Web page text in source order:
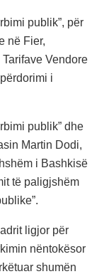
publik”, për
në Fier,
Vendore
i
publik” dhe
Martin Dodi,
i Bashkisë
të paligjshëm
ligjor për
nëntokësor
shumën